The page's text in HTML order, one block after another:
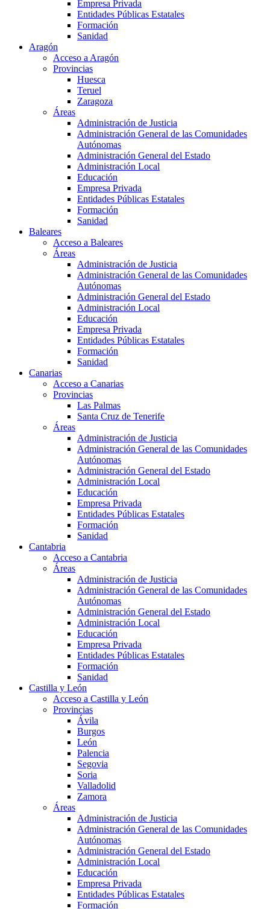
Empresa Privada
Entidades Públicas Estatales
Formación
Sanidad
Aragón
Acceso a Aragón
Provincias
Huesca
Teruel
Zaragoza
Áreas
Administración de Justicia
Administración General de las Comunidades
Autónomas
Administración General del Estado
Administración Local
Educación
Empresa Privada
Entidades Públicas Estatales
Formación
Sanidad
Baleares
Acceso a Baleares
Áreas
Administración de Justicia
Administración General de las Comunidades
Autónomas
Administración General del Estado
Administración Local
Educación
Empresa Privada
Entidades Públicas Estatales
Formación
Sanidad
Canarias
Acceso a Canarias
Provincias
Las Palmas
Santa Cruz de Tenerife
Áreas
Administración de Justicia
Administración General de las Comunidades
Autónomas
Administración General del Estado
Administración Local
Educación
Empresa Privada
Entidades Públicas Estatales
Formación
Sanidad
Cantabria
Acceso a Cantabria
Áreas
Administración de Justicia
Administración General de las Comunidades
Autónomas
Administración General del Estado
Administración Local
Educación
Empresa Privada
Entidades Públicas Estatales
Formación
Sanidad
Castilla y León
Acceso a Castilla y León
Provincias
Ávila
Burgos
León
Palencia
Segovia
Soria
Valladolid
Zamora
Áreas
Administración de Justicia
Administración General de las Comunidades
Autónomas
Administración General del Estado
Administración Local
Educación
Empresa Privada
Entidades Públicas Estatales
Formación